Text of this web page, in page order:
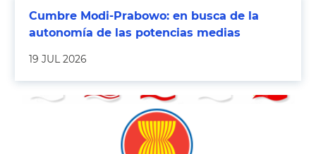
Cumbre Modi-Prabowo: en busca de la
autonomía de las potencias medias
19 JUL 2026